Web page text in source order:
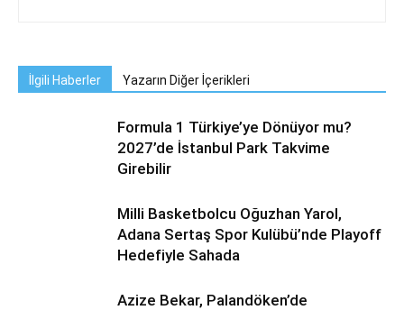
İlgili Haberler Yazarın Diğer İçerikleri
Formula 1 Türkiye’ye Dönüyor mu?
2027’de İstanbul Park Takvime
Girebilir
Milli Basketbolcu Oğuzhan Yarol,
Adana Sertaş Spor Kulübü’nde Playoff
Hedefiyle Sahada
Azize Bekar, Palandöken’de